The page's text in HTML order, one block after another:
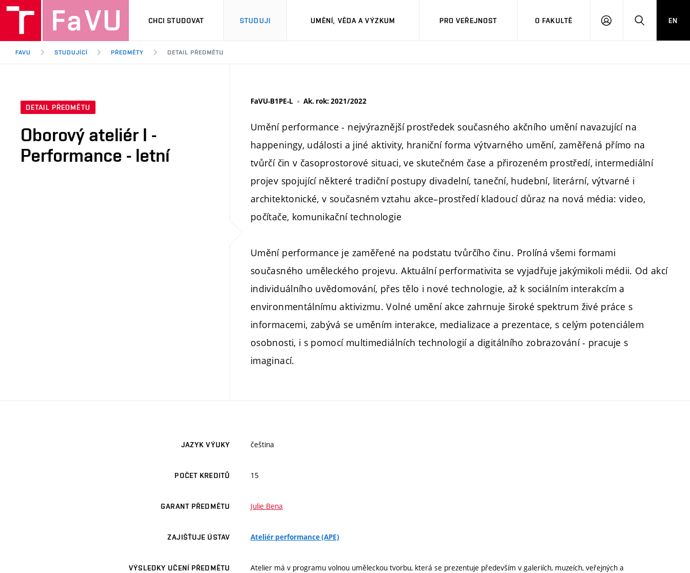
CHCI STUDOVAT STUDUJI UMĚNÍ, VĚDA A VÝZKUM PRO VEŘEJNOST O FAKULTĚ
PŘIHLÁSITHLEDAT
EN
FAVU STUDUJÍCÍ PŘEDMĚTY DETAIL PŘEDMĚTU
DETAIL PŘEDMĚTU
Oborový ateliér I -
Performance - letní
FaVU-B1PE-L Ak. rok: 2021/2022
Umění performance - nejvýraznější prostředek současného akčního umění navazující na
happeningy, události a jiné aktivity, hraniční forma výtvarného umění, zaměřená přímo na
tvůrčí čin v časoprostorové situaci, ve skutečném čase a přirozeném prostředí, intermediální
projev spojující některé tradiční postupy divadelní, taneční, hudební, literární, výtvarné i
architektonické, v současném vztahu akce–prostředí kladoucí důraz na nová média: video,
počítače, komunikační technologie
Umění performance je zaměřené na podstatu tvůrčího činu. Prolíná všemi formami
současného uměleckého projevu. Aktuální performativita se vyjadřuje jakýmikoli médii. Od akcí
individuálního uvědomování, přes tělo i nové technologie, až k sociálním interakcím a
environmentálnímu aktivizmu. Volné umění akce zahrnuje široké spektrum živé práce s
informacemi, zabývá se uměním interakce, medializace a prezentace, s celým potenciálem
osobnosti, i s pomocí multimediálních technologií a digitálního zobrazování - pracuje s
imaginací.
JAZYK VÝUKY čeština
POČET KREDITŮ 15
GARANT PŘEDMĚTU Julie Bena
ZAJIŠŤUJE ÚSTAV Ateliér performance (APE)
VÝSLEDKY UČENÍ PŘEDMĚTU
Atelier má v programu volnou uměleckou tvorbu, která se prezentuje především v galeriích, muzeích, veřejných a